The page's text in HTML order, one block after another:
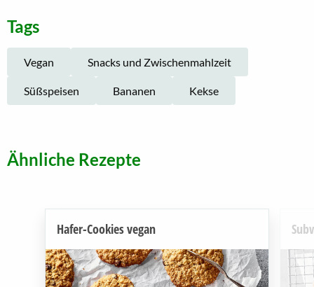
Tags
Vegan Snacks und Zwischenmahlzeit
Süßspeisen Bananen Kekse
Ähnliche Rezepte
Hafer-Cookies vegan